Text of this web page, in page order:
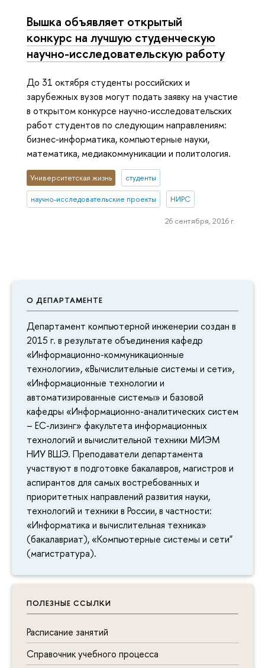
О ДЕПАРТАМЕНТЕ
Департамент компьютерной инженерии создан в
2015 г. в результате объединения кафедр
«Информационно-коммуникационные
технологии», «Вычислительные системы и сети»,
«Информационные технологии и
автоматизированные системы» и базовой
кафедры «Информационно-аналитических систем
– ЕС-лизинг» факультета информационных
технологий и вычислительной техники МИЭМ
НИУ ВШЭ. Преподаватели департамента
участвуют в подготовке бакалавров, магистров и
аспирантов для самых востребованных и
приоритетных направлений развития науки,
технологий и техники в России, в частности:
«Информатика и вычислительная техника»
(бакалавриат), «Компьютерные системы и сети"
(магистратура).
ПОЛЕЗНЫЕ ССЫЛКИ
Расписание занятий
Справочник учебного процесса
Вышка объявляет открытый
конкурс на лучшую студенческую
научно-исследовательскую работу
До 31 октября студенты российских и
зарубежных вузов могут подать заявку на участие
в открытом конкурсе научно-исследовательских
работ студентов по следующим направлениям:
бизнес-информатика, компьютерные науки,
математика, медиакоммуникации и политология.
Университетская жизнь студенты
научно-исследовательские проекты НИРС
26 сентября, 2016 г.